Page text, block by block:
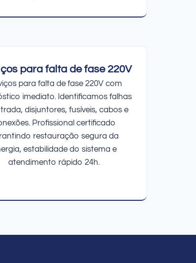
para falta de fase 220V
para falta de fase 220V com
imediato. Identificamos falhas
disjuntores, fusíveis, cabos e
Profissional certificado
restauração segura da
estabilidade do sistema e
atendimento rápido 24h.